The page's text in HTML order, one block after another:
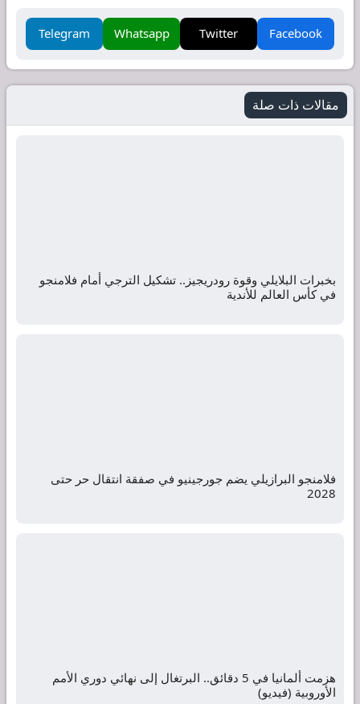
Facebook
Twitter
Whatsapp
Telegram
مقالات ذات صلة
بخبرات البلايلي وقوة رودريجيز.. تشكيل الترجي أمام فلامنجو
في كأس العالم للأندية
فلامنجو البرازيلي يضم جورجينيو في صفقة انتقال حر حتى
2028
هزمت ألمانيا في 5 دقائق.. البرتغال إلى نهائي دوري الأمم
الأوروبية (فيديو)